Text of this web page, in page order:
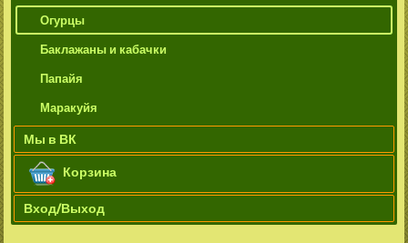
Огурцы
Баклажаны и кабачки
Папайя
Маракуйя
Мы в ВК
Корзина
Вход/Выход